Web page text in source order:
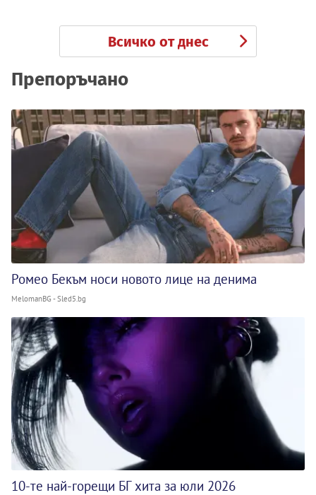
Всичко от днес
Препоръчано
Ромео Бекъм носи новото лице на денима
MelomanBG - Sled5.bg
10-те най-горещи БГ хита за юли 2026